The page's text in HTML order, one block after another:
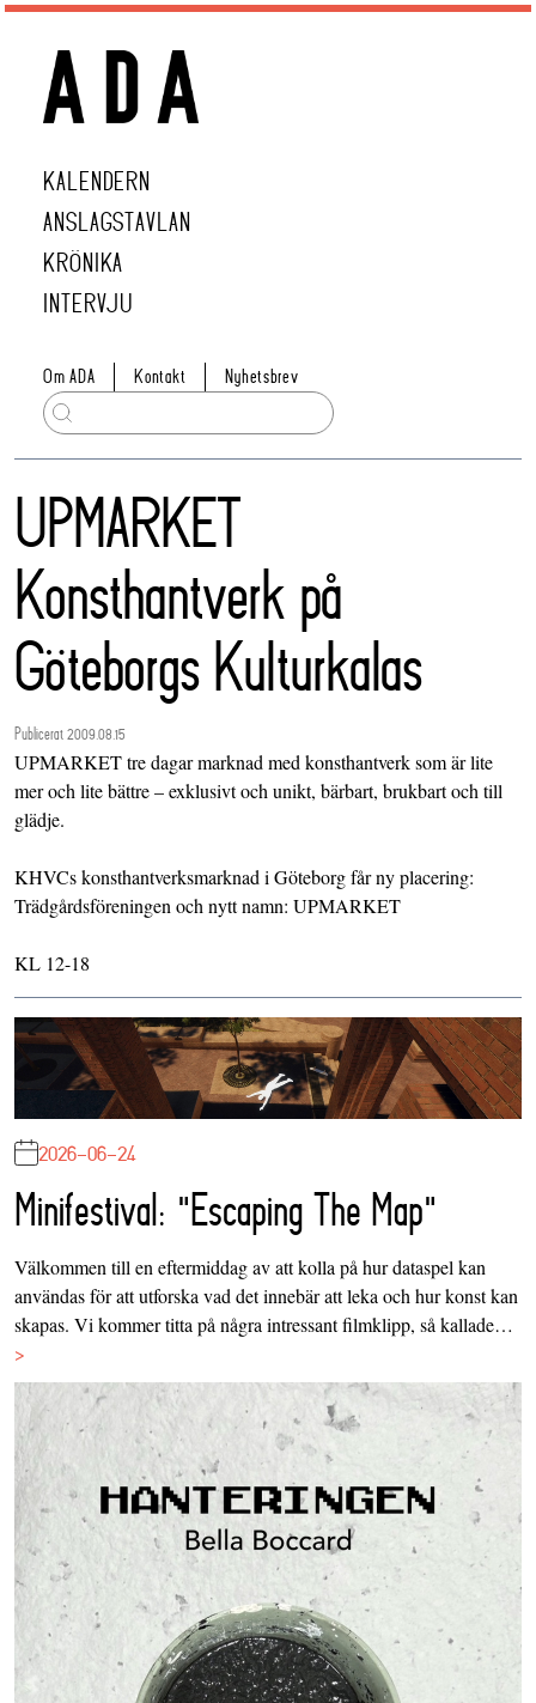
KALENDERN
ANSLAGSTAVLAN
KRÖNIKA
INTERVJU
Om ADA Kontakt Nyhetsbrev
UPMARKET
Konsthantverk på
Göteborgs Kulturkalas
Publicerat 2009.08.15
UPMARKET tre dagar marknad med konsthantverk som är lite
mer och lite bättre – exklusivt och unikt, bärbart, brukbart och till
glädje.
KHVCs konsthantverksmarknad i Göteborg får ny placering:
Trädgårdsföreningen och nytt namn: UPMARKET
KL 12-18
2026-06-24
Minifestival: "Escaping The Map"
Välkommen till en eftermiddag av att kolla på hur dataspel kan
användas för att utforska vad det innebär att leka och hur konst kan
skapas. Vi kommer titta på några intressant filmklipp, så kallade…
>